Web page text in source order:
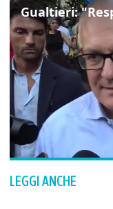
LEGGI ANCHE